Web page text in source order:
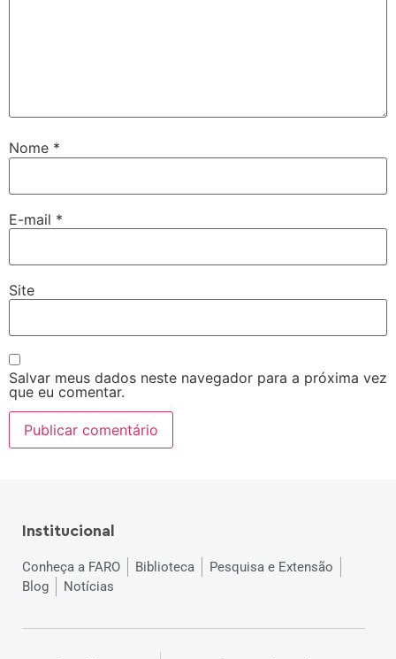
Nome *
E-mail *
Site
Salvar meus dados neste navegador para a próxima vez
que eu comentar.
Institucional
Conheça a FARO Biblioteca
Pesquisa e Extensão
Blog
Notícias